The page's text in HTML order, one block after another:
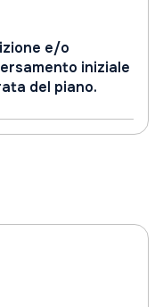
e/o
iniziale
del piano.